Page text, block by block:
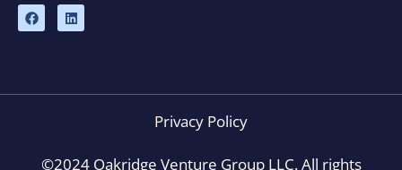
F
a
c
o
L
i
n
i
©2024 Oakridge Venture Group LLC. All rights
Privacy Policy